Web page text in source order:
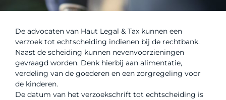
De advocaten van Haut Legal & Tax kunnen een
verzoek tot echtscheiding indienen bij de rechtbank.
Naast de scheiding kunnen nevenvoorzieningen
gevraagd worden. Denk hierbij aan alimentatie,
verdeling van de goederen en een zorgregeling voor
de kinderen.
De datum van het verzoekschrift tot echtscheiding is